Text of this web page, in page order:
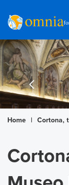
Home | Cortona,